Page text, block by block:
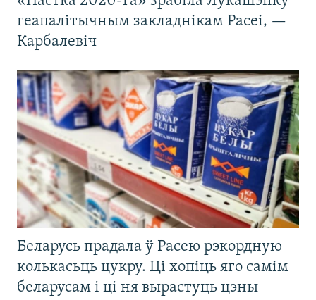
геапалітычным закладнікам Расеі, —
Карбалевіч
Беларусь прадала ў Расею рэкордную
колькасьць цукру. Ці хопіць яго самім
беларусам і ці ня вырастуць цэны